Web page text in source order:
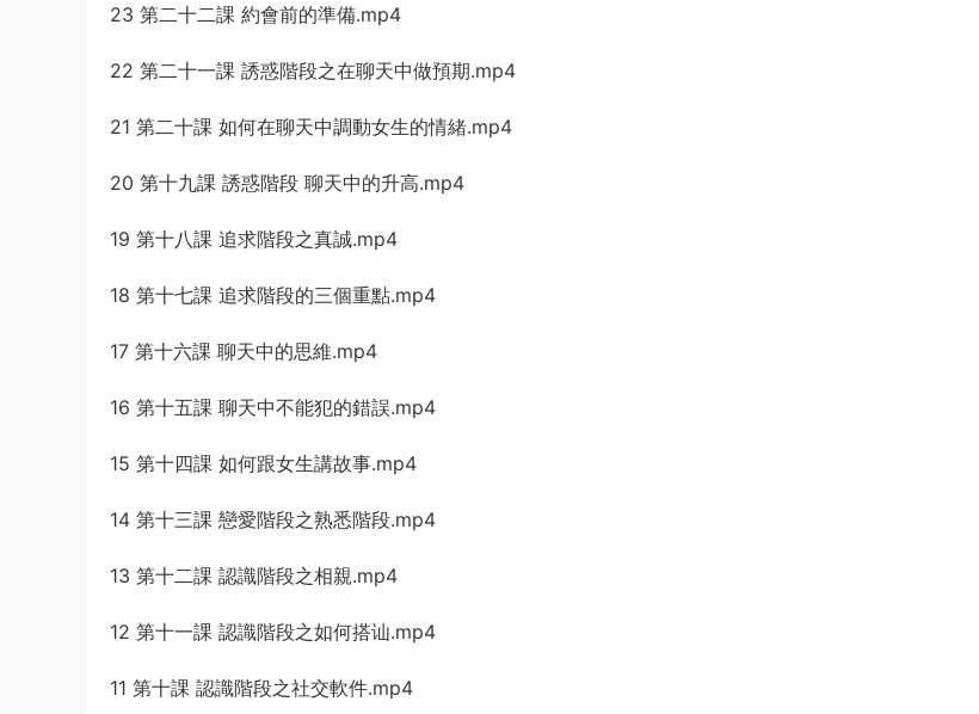
23 第二十二課 約會前的準備.mp4
22 第二十一課 誘惑階段之在聊天中做預期.mp4
21 第二十課 如何在聊天中調動女生的情緒.mp4
20 第十九課 誘惑階段 聊天中的升高.mp4
19 第十八課 追求階段之真誠.mp4
18 第十七課 追求階段的三個重點.mp4
17 第十六課 聊天中的思維.mp4
16 第十五課 聊天中不能犯的錯誤.mp4
15 第十四課 如何跟女生講故事.mp4
14 第十三課 戀愛階段之熟悉階段.mp4
13 第十二課 認識階段之相親.mp4
12 第十一課 認識階段之如何搭讪.mp4
11 第十課 認識階段之社交軟件.mp4